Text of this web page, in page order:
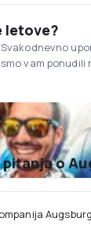
letove?
vam ponudili
o